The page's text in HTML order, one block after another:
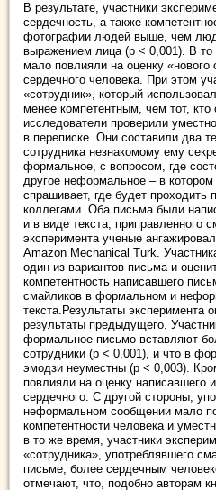
В результате, участники
сердечность, а также
фотографии людей выше, чем
выражением лица (p < 0,001). В
мало повлияли на оценку «нового
сердечного человека. При этом
«сотрудник», который
менее компетентным, чем тот, кто
исследователи проверили
в переписке. Они составили два
сотрудника незнакомому ему
формальное, с вопросом, где
другое неформальное – в
спрашивает, где будет проходить
коллегами. Оба письма были
и в виде текста, приправленного
эксперимента ученые
Amazon Mechanical Turk.
один из вариантов письма и
компетентность написавшего
смайликов в формальном и
текста.Результаты эксперимента
результаты предыдущего.
формальное письмо вставляют
сотрудники (p < 0,001), и что в
эмодзи неуместны (p < 0,003).
повлияли на оценку написавшего
сердечного. С другой стороны,
неформальном сообщении мало
компетентности человека и
в то же время, участники
«сотрудника», употреблявшего
письме, более сердечным
отмечают, что, подобно авторам